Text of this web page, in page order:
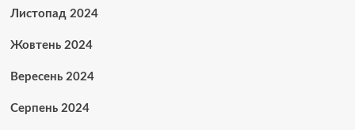
Листопад 2024
Жовтень 2024
Вересень 2024
Серпень 2024